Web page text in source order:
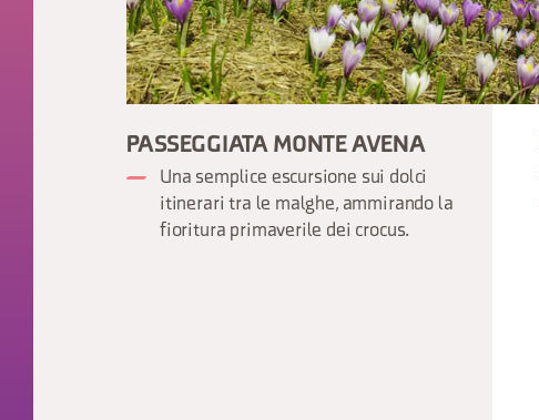
PASSEGGIATA MONTE AVENA
Una semplice escursione sui dolci
itinerari tra le malghe, ammirando la
fioritura primaverile dei crocus.